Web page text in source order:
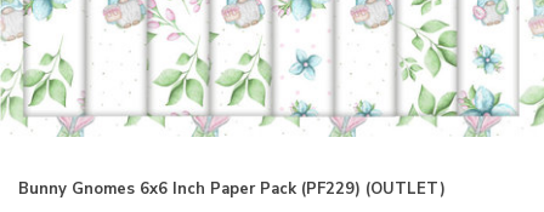
Bunny Gnomes 6x6 Inch Paper Pack (PF229) (OUTLET)